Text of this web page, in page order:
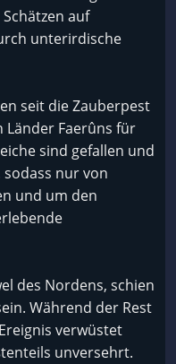
auf
unterirdische
seit die Zauberpest
Länder Faerûns für
sind gefallen und
nur von
und um den
des Nordens, schien
Während der Rest
verwüstet
unversehrt.